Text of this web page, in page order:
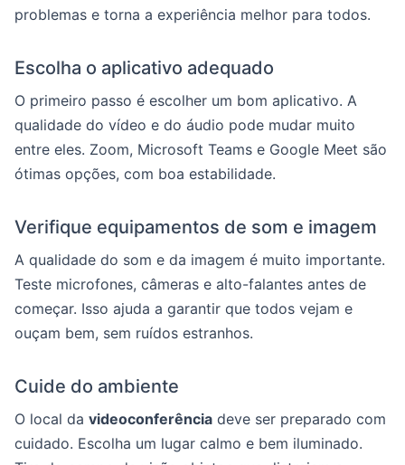
problemas e torna a experiência melhor para todos.
Escolha o aplicativo adequado
O primeiro passo é escolher um bom aplicativo. A
qualidade do vídeo e do áudio pode mudar muito
entre eles. Zoom, Microsoft Teams e Google Meet são
ótimas opções, com boa estabilidade.
Verifique equipamentos de som e imagem
A qualidade do som e da imagem é muito importante.
Teste microfones, câmeras e alto-falantes antes de
começar. Isso ajuda a garantir que todos vejam e
ouçam bem, sem ruídos estranhos.
Cuide do ambiente
O local da videoconferência deve ser preparado com
cuidado. Escolha um lugar calmo e bem iluminado.